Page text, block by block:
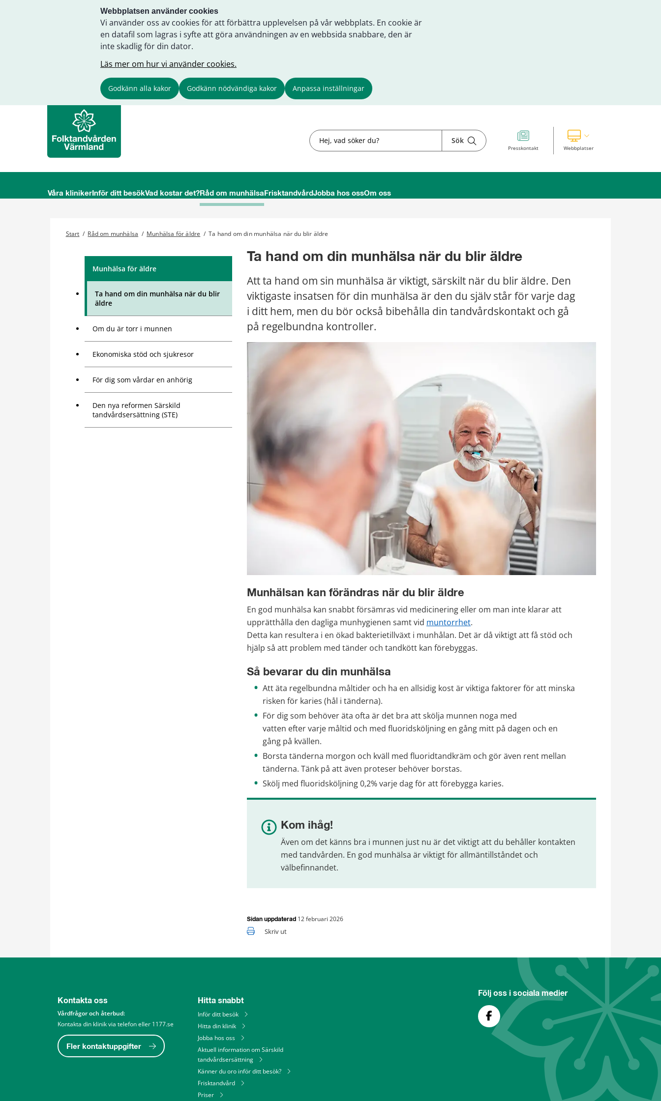
Webbplatsen använder cookies
Vi använder oss av cookies för att förbättra upplevelsen på vår webbplats. En cookie är
en datafil som lagras i syfte att göra användningen av en webbsida snabbare, den är
inte skadlig för din dator.
Läs mer om hur vi använder cookies.
Godkänn alla kakor Godkänn nödvändiga kakor Anpassa inställningar
Sök Sök
Presskontakt WebbplatserVisa våra andra webbplatser
Våra klinikerInför ditt besökVad kostar det?Råd om munhälsa FrisktandvårdJobba hos ossOm oss
Start / Råd om munhälsa / Munhälsa för äldre / Ta hand om din munhälsa när du blir äldre
Munhälsa för äldre
Ta hand om din munhälsa när du blir
äldre
Om du är torr i munnen
Ekonomiska stöd och sjukresor
För dig som vårdar en anhörig
Den nya reformen Särskild
tandvårdsersättning (STE)
Ta hand om din munhälsa när du blir äldre
Att ta hand om sin munhälsa är viktigt, särskilt när du blir äldre. Den
viktigaste insatsen för din munhälsa är den du själv står för varje dag
i ditt hem, men du bör också bibehålla din tandvårdskontakt och gå
på regelbundna kontroller.
Munhälsan kan förändras när du blir äldre
En god munhälsa kan snabbt försämras vid medicinering eller om man inte klarar att
upprätthålla den dagliga munhygienen samt vid muntorrhet.
Detta kan resultera i en ökad bakterietillväxt i munhålan. Det är då viktigt att få stöd och
hjälp så att problem med tänder och tandkött kan förebyggas.
Så bevarar du din munhälsa
Att äta regelbundna måltider och ha en allsidig kost är viktiga faktorer för att minska
risken för karies (hål i tänderna).
För dig som behöver äta ofta är det bra att skölja munnen noga med
vatten efter varje måltid och med fluoridsköljning en gång mitt på dagen och en
gång på kvällen.
Borsta tänderna morgon och kväll med fluoridtandkräm och gör även rent mellan
tänderna. Tänk på att även proteser behöver borstas.
Skölj med fluoridsköljning 0,2% varje dag för att förebygga karies.
Kom ihåg!
Även om det känns bra i munnen just nu är det viktigt att du behåller kontakten
med tandvården. En god munhälsa är viktigt för allmäntillståndet och
välbefinnandet.
Sidan uppdaterad 12 februari 2026
Skriv ut
Kontakta oss
Vårdfrågor och återbud:
Kontakta din klinik via telefon eller 1177.se
Fler kontaktuppgifter
Hitta snabbt
Inför ditt besök
Hitta din klinik
Jobba hos oss
Aktuell information om Särskild
tandvårdsersättning
Känner du oro inför ditt besök?
Frisktandvård
Priser
Följ oss i sociala medier